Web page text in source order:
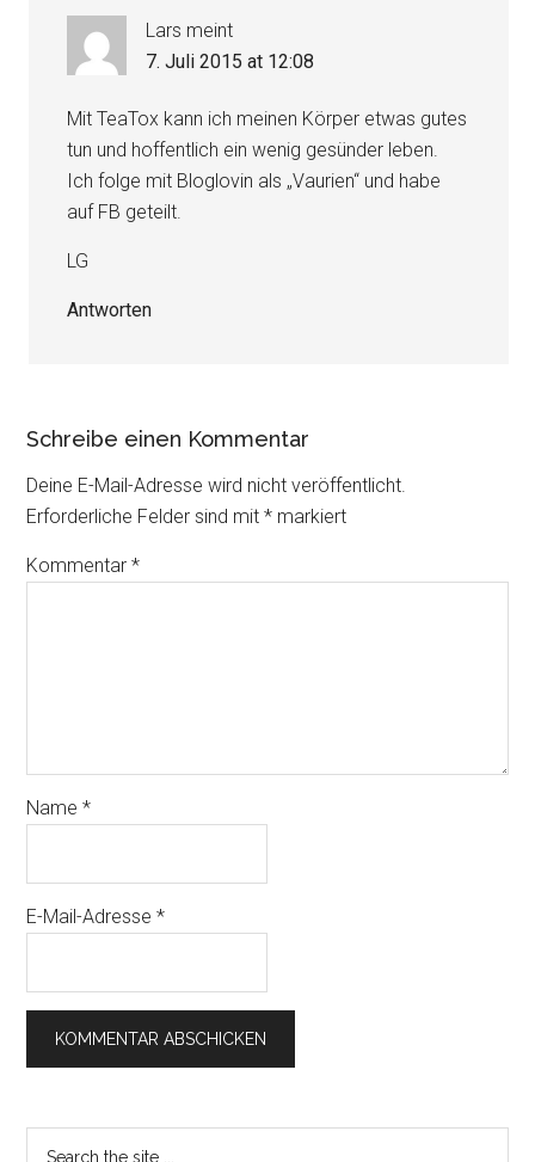
Lars meint
7. Juli 2015 at 12:08
Mit TeaTox kann ich meinen Körper etwas gutes
tun und hoffentlich ein wenig gesünder leben.
Ich folge mit Bloglovin als „Vaurien“ und habe
auf FB geteilt.
LG
Antworten
Schreibe einen Kommentar
Deine E-Mail-Adresse wird nicht veröffentlicht.
Erforderliche Felder sind mit* markiert
Kommentar*
Name*
E-Mail-Adresse*